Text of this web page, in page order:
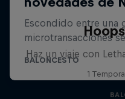
Haz un viaje con
1